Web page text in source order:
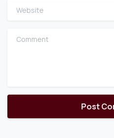
Website
Comment